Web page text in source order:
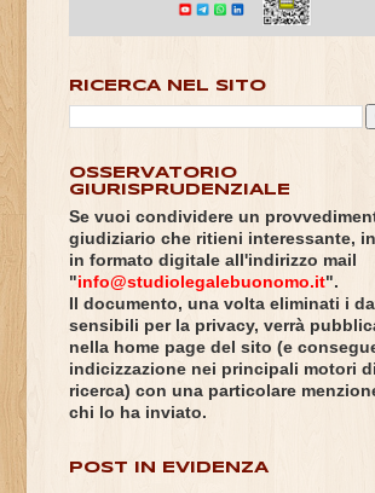
RICERCA NEL SITO
OSSERVATORIO
GIURISPRUDENZIALE
Se vuoi condividere un
giudiziario che ritieni interessante,
in formato digitale all'indirizzo mail
"info@studiolegalebuonomo.it".
Il documento, una volta eliminati i
sensibili per la privacy, verrà
nella home page del sito (e
indicizzazione nei principali motori di
ricerca) con una particolare
chi lo ha inviato.
POST IN EVIDENZA